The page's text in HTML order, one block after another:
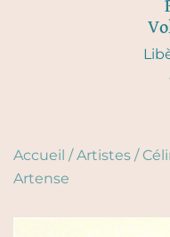
Accueil /Artistes /
Artense